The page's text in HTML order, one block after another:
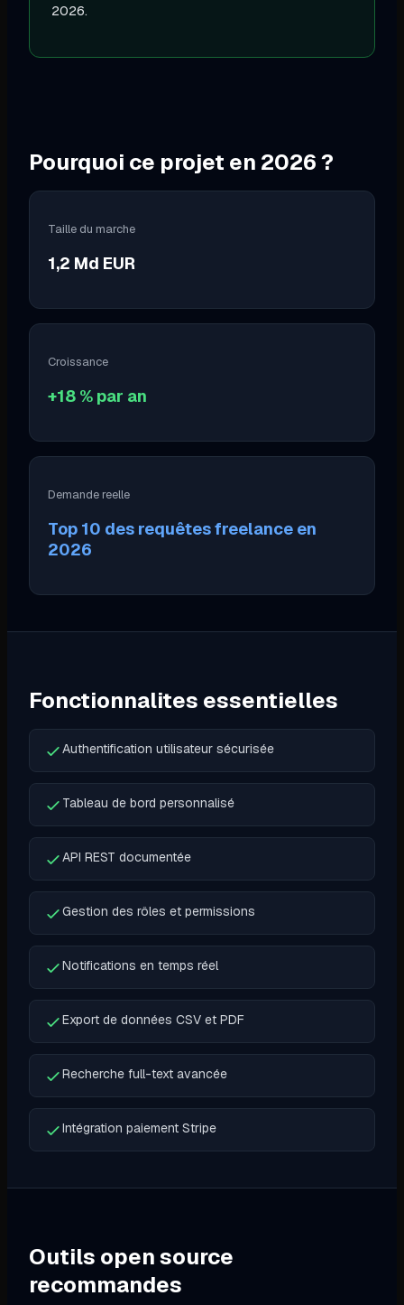
2026.
Pourquoi ce projet en 2026?
Taille du marche
1,2 Md EUR
Croissance
+18 % par an
Demande reelle
Top 10 des requêtes freelance en
2026
Fonctionnalites essentielles
Authentification utilisateur sécurisée
Tableau de bord personnalisé
API REST documentée
Gestion des rôles et permissions
Notifications en temps réel
Export de données CSV et PDF
Recherche full-text avancée
Intégration paiement Stripe
Outils open source
recommandes